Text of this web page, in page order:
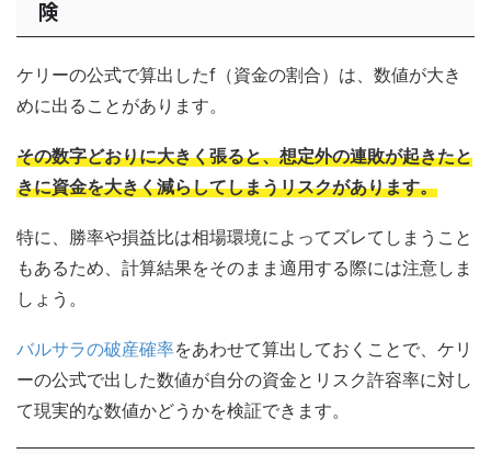
険
ケリーの公式で算出したf（資金の割合）は、数値が大き
めに出ることがあります。
その数字どおりに大きく張ると、想定外の連敗が起きたと
きに資金を大きく減らしてしまうリスクがあります。
特に、勝率や損益比は相場環境によってズレてしまうこと
もあるため、計算結果をそのまま適用する際には注意しま
しょう。
バルサラの破産確率をあわせて算出しておくことで、ケリ
ーの公式で出した数値が自分の資金とリスク許容率に対し
て現実的な数値かどうかを検証できます。